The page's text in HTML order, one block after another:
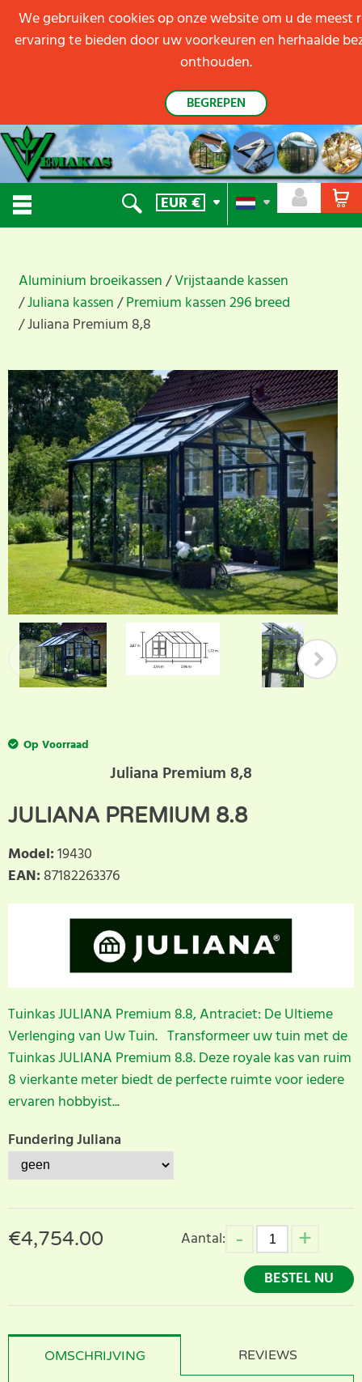
EUR€
Aluminium broeikassen Vrijstaande kassen
Juliana kassen Premium kassen 296 breed
Juliana Premium 8,8
Op Voorraad
Juliana Premium 8,8
JULIANA PREMIUM 8.8
Model:19430
EAN: 87182263376
Tuinkas JULIANA Premium 8.8, Antraciet: De Ultieme
Verlenging van Uw Tuin. Transformeer uw tuin met de
Tuinkas JULIANA Premium 8.8. Deze royale kas van ruim
8 vierkante meter biedt de perfecte ruimte voor iedere
ervaren hobbyist...
Fundering Juliana
€4,754.00
Aantal:
BESTEL NU
OMSCHRIJVING REVIEWS
We gebruiken cookies op onze website om u de meest
ervaring te bieden door uw voorkeuren en herhaalde
onthouden.
BEGREPEN